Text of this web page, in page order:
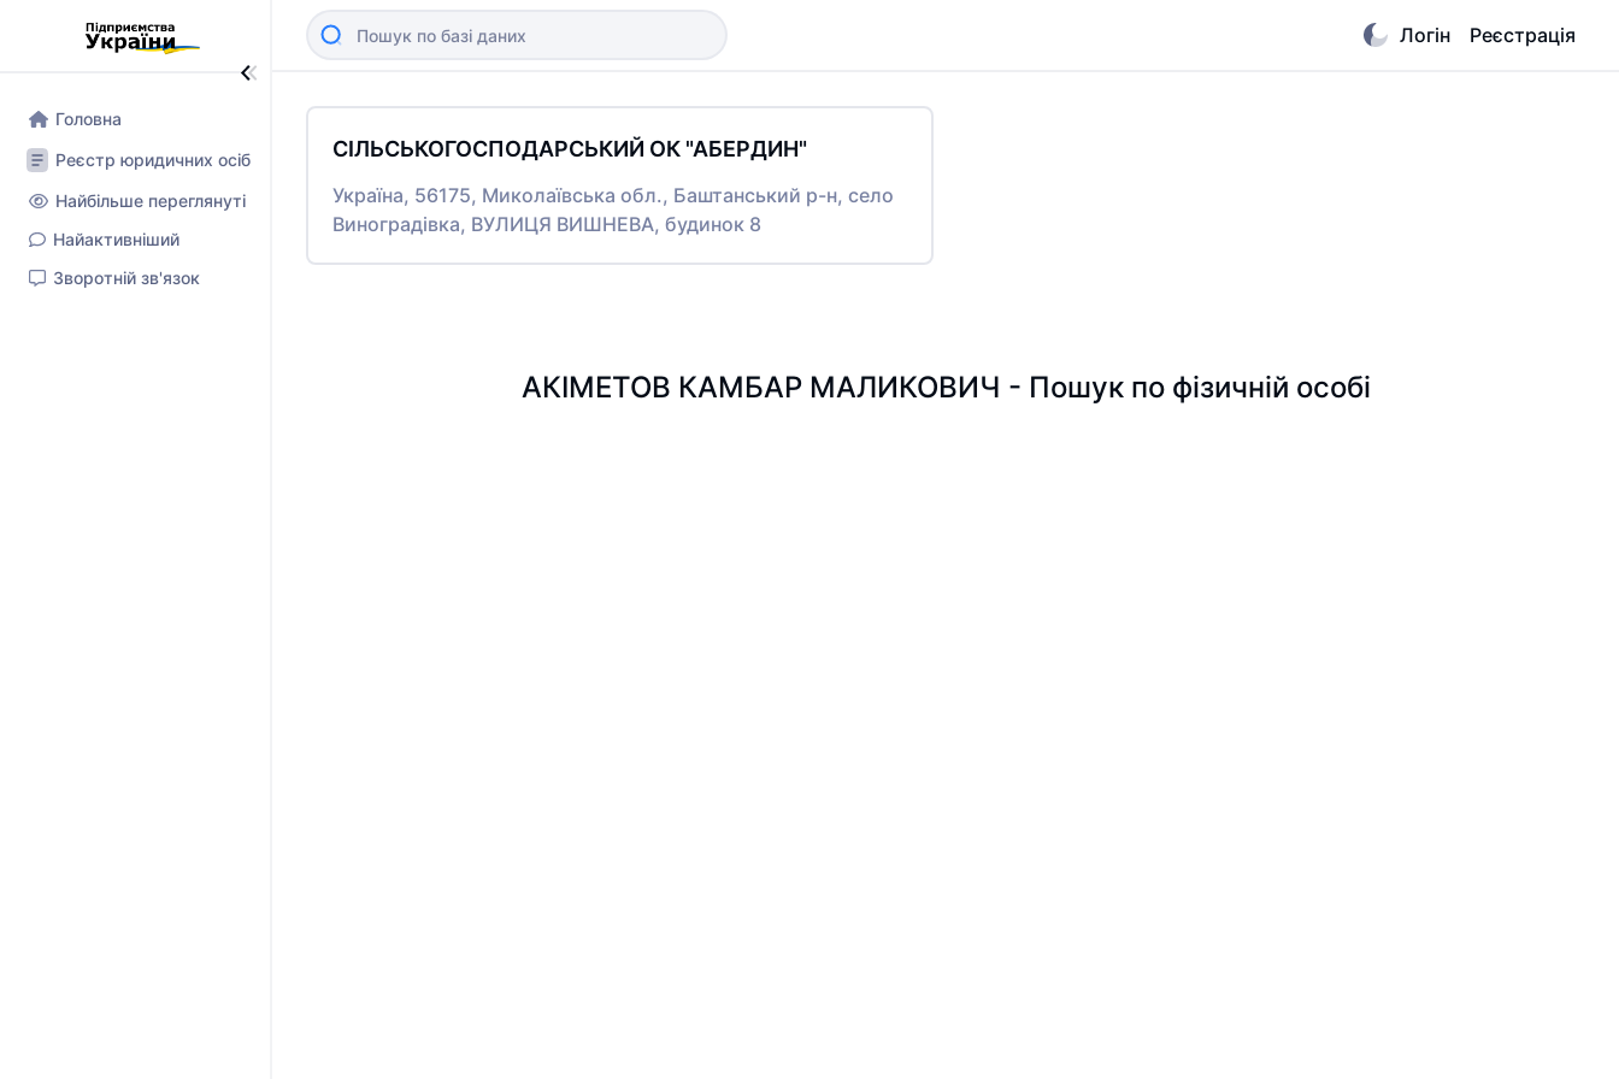
Головна
Реєстр юридичних осіб
Найбільше переглянуті
Найактивніший
Зворотній зв'язок
Логін Реєстрація
СІЛЬСЬКОГОСПОДАРСЬКИЙ ОК "АБЕРДИН"
Україна, 56175, Миколаївська обл., Баштанський р-н, село
Виноградівка, ВУЛИЦЯ ВИШНЕВА, будинок 8
АКІМЕТОВ КАМБАР МАЛИКОВИЧ - Пошук по фізичній особі